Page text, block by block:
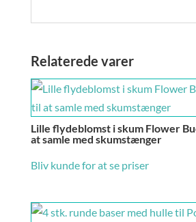
Relaterede varer
Lille flydeblomst i skum Flower
at samle med skumstænger
Bliv kunde for at se priser